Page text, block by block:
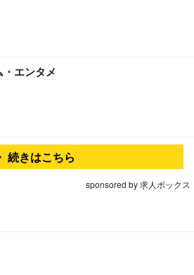
エンタメ
続きはこちら
sponsored by 求人ボックス